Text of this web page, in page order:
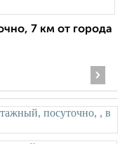
7 км от города
›